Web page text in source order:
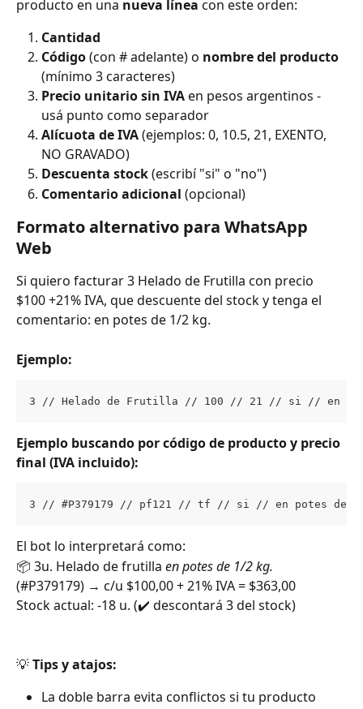
producto en una nueva línea con este orden:
Cantidad
Código (con # adelante) o nombre del producto
(mínimo 3 caracteres)
Precio unitario sin IVA en pesos argentinos -
usá punto como separador
Alícuota de IVA (ejemplos: 0, 10.5, 21, EXENTO,
NO GRAVADO)
Descuenta stock (escribí "si" o "no")
Comentario adicional (opcional)
Formato alternativo para WhatsApp
Web
Si quiero facturar 3 Helado de Frutilla con precio
$100 +21% IVA, que descuente del stock y tenga el
comentario: en potes de 1/2 kg.
Ejemplo:
3 // Helado de Frutilla // 100 // 21 // si // en
Ejemplo buscando por código de producto y precio
final (IVA incluido):
3 // #P379179 // pf121 // tf // si // en potes de
El bot lo interpretará como:
📦 3u. Helado de frutilla en potes de 1/2 kg.
(#P379179) → c/u $100,00 + 21% IVA = $363,00
Stock actual: -18 u. (✔️ descontará 3 del stock)
💡 Tips y atajos:
La doble barra evita conflictos si tu producto